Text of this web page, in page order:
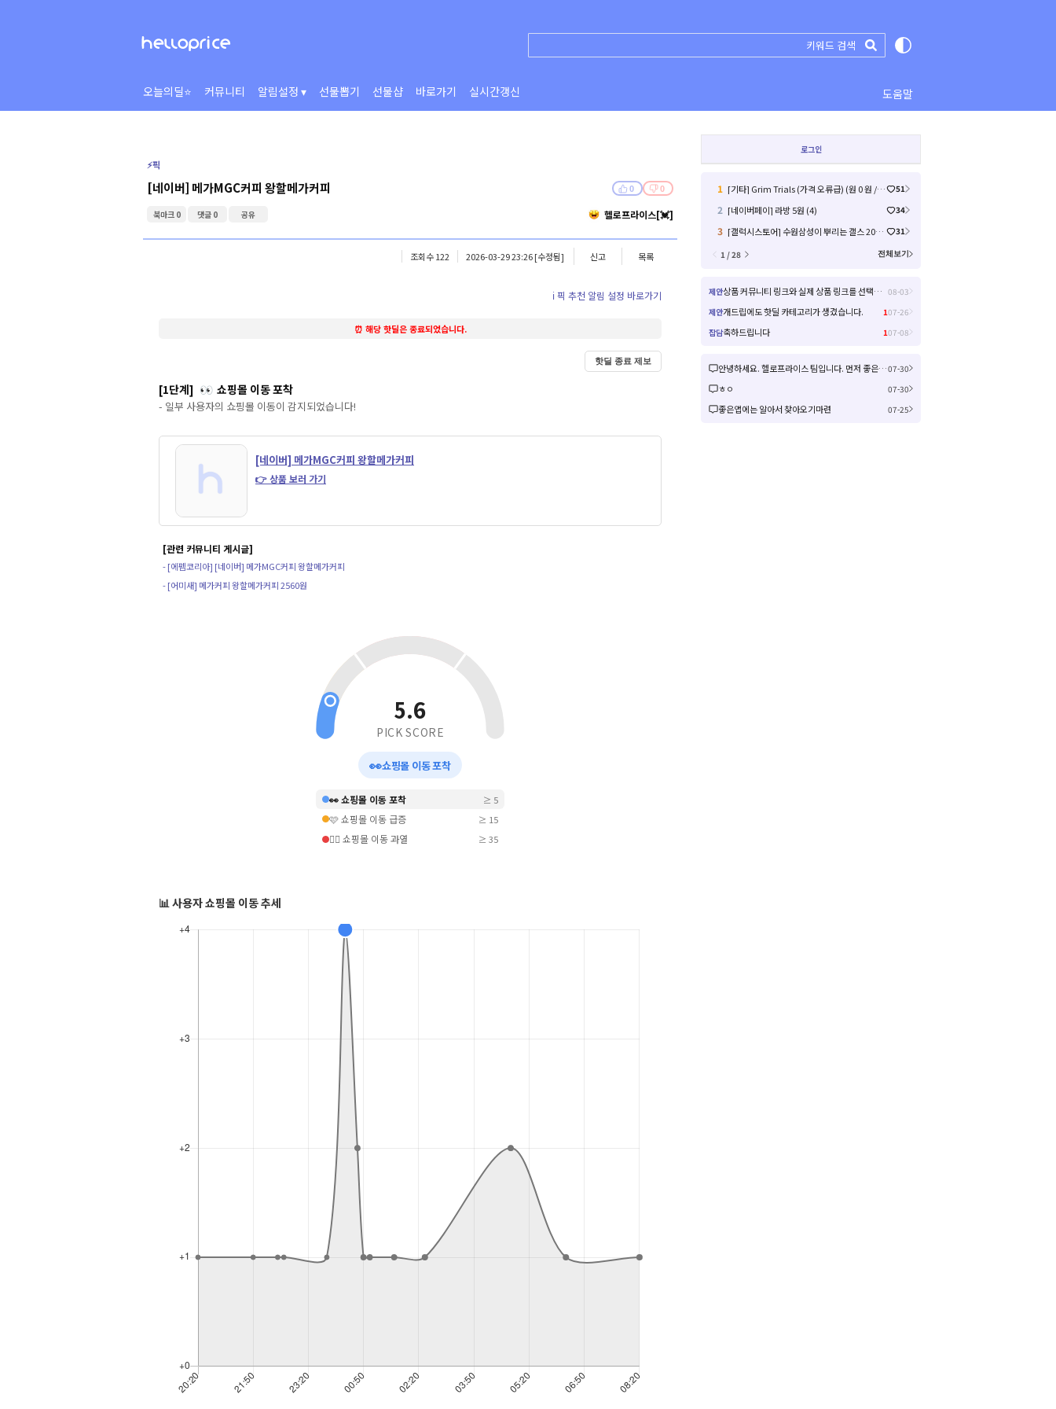
오늘의딜⭐ 커뮤니티 알림설정 ▾ 선물뽑기 선물샵 바로가기 실시간갱신 도움말
⚡️픽
[네이버] 메가MGC커피 왕할메가커피 0 0
북마크 0 댓글 0 공유 헬로프라이스[💓]
조회수 122 2026-03-29 23:26[수정됨] 신고 목록
ℹ️ 픽 추천 알림 설정 바로가기
⏰ 해당 핫딜은 종료되었습니다.
핫딜 종료 제보
[1단계] 👀 쇼핑몰 이동 포착
- 일부 사용자의 쇼핑몰 이동이 감지되었습니다!
[네이버] 메가MGC커피 왕할메가커피
👉 상품 보러 가기
[관련 커뮤니티 게시글]
- [에펨코리아] [네이버] 메가MGC커피 왕할메가커피
- [어미새] 메가커피 왕할메가커피 2560원
5.6
PICK SCORE
👀쇼핑몰 이동 포착
👀 쇼핑몰 이동 포착 ≥ 5
🩷 쇼핑몰 이동 급증 ≥ 15
❤️‍🔥 쇼핑몰 이동 과열 ≥ 35
📊 사용자 쇼핑몰 이동 추세
로그인
1 [기타] Grim Trials (가격 오류급) (원 0 원 / 배송비 무료) 51
2 [네이버페이] 라방 5원 (4) 34
3 [갤럭시스토어] 수원삼성이 뿌리는 갤스 2000원 쿠폰 (0원 / 배송비 무료)
31
1 / 28
전체보기
제안 상품 커뮤니티 링크와 실제 상품 링크를 선택해서 들어갈 수 있으면 좋을거 같아요! 08-03
제안개드립에도 핫딜 카테고리가 생겼습니다. 107-26
잡담축하드립니다 107-08
안녕하세요. 헬로프라이스 팀입니다. 먼저 좋은 제안을 주셔서 감사합니다! 신규 커뮤니티 연동은 작업이 크게 예상되어 검토 후 진행여부, 진행 시 추가 일정을 공유드리겠습니다! 감사합니다.07-30
ㅎㅇ 07-30
좋은앱에는 알아서 찾아오기마련 07-25